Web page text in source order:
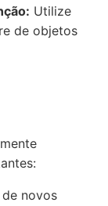
Utilize
de objetos
novos